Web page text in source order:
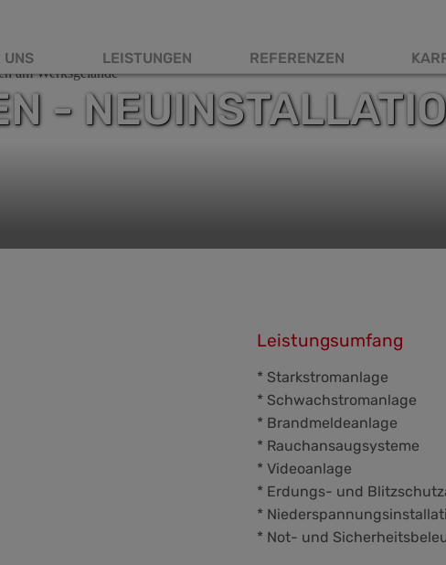
UNS LEISTUNGEN REFERENZEN
-
Leistungsumfang
* Starkstromanlage
* Schwachstromanlage
* Brandmeldeanlage
* Rauchansaugsysteme
* Videoanlage
* Erdungs- und
*
* Not- und